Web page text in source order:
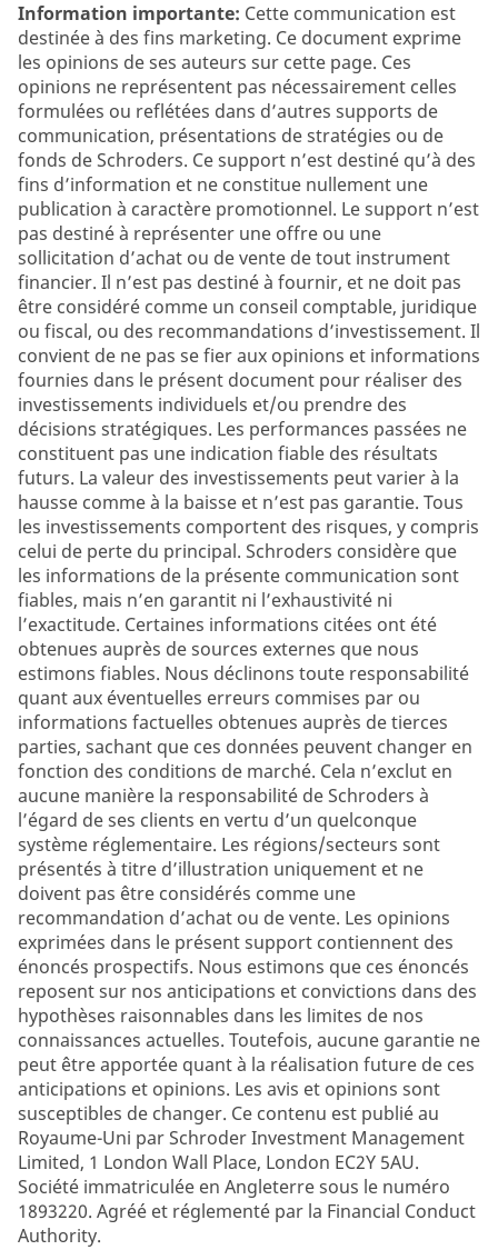
Information importante: Cette communication est
destinée à des fins marketing. Ce document exprime
les opinions de ses auteurs sur cette page. Ces
opinions ne représentent pas nécessairement celles
formulées ou reflétées dans d’autres supports de
communication, présentations de stratégies ou de
fonds de Schroders. Ce support n’est destiné qu’à des
fins d’information et ne constitue nullement une
publication à caractère promotionnel. Le support n’est
pas destiné à représenter une offre ou une
sollicitation d’achat ou de vente de tout instrument
financier. Il n’est pas destiné à fournir, et ne doit pas
être considéré comme un conseil comptable, juridique
ou fiscal, ou des recommandations d’investissement. Il
convient de ne pas se fier aux opinions et informations
fournies dans le présent document pour réaliser des
investissements individuels et/ou prendre des
décisions stratégiques. Les performances passées ne
constituent pas une indication fiable des résultats
futurs. La valeur des investissements peut varier à la
hausse comme à la baisse et n’est pas garantie. Tous
les investissements comportent des risques, y compris
celui de perte du principal. Schroders considère que
les informations de la présente communication sont
fiables, mais n’en garantit ni l’exhaustivité ni
l’exactitude. Certaines informations citées ont été
obtenues auprès de sources externes que nous
estimons fiables. Nous déclinons toute responsabilité
quant aux éventuelles erreurs commises par ou
informations factuelles obtenues auprès de tierces
parties, sachant que ces données peuvent changer en
fonction des conditions de marché. Cela n’exclut en
aucune manière la responsabilité de Schroders à
l’égard de ses clients en vertu d’un quelconque
système réglementaire. Les régions/secteurs sont
présentés à titre d’illustration uniquement et ne
doivent pas être considérés comme une
recommandation d’achat ou de vente. Les opinions
exprimées dans le présent support contiennent des
énoncés prospectifs. Nous estimons que ces énoncés
reposent sur nos anticipations et convictions dans des
hypothèses raisonnables dans les limites de nos
connaissances actuelles. Toutefois, aucune garantie ne
peut être apportée quant à la réalisation future de ces
anticipations et opinions. Les avis et opinions sont
susceptibles de changer. Ce contenu est publié au
Royaume-Uni par Schroder Investment Management
Limited, 1 London Wall Place, London EC2Y 5AU.
Société immatriculée en Angleterre sous le numéro
1893220. Agréé et réglementé par la Financial Conduct
Authority.